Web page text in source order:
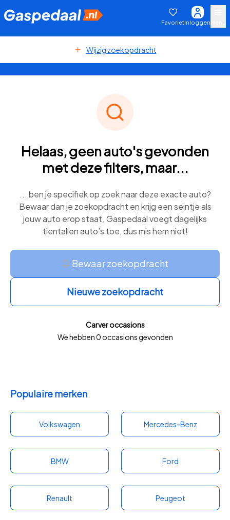
FavorietInloggen
Wijzig zoekopdracht
Helaas, geen auto's gevonden
met deze filters, maar...
... ben je specifiek op zoek naar deze exacte auto?
Bewaar dan je zoekopdracht en krijg een seintje als
jouw auto erop staat. Gaspedaal voegt dagelijks
tientallen auto’s toe, dus mis hem niet!
Bewaar zoekopdracht
Nieuwe zoekopdracht
Carver occasions
We hebben 0 occasions gevonden
Populaire merken
Volkswagen Mercedes-Benz
BMW Ford
Renault Peugeot